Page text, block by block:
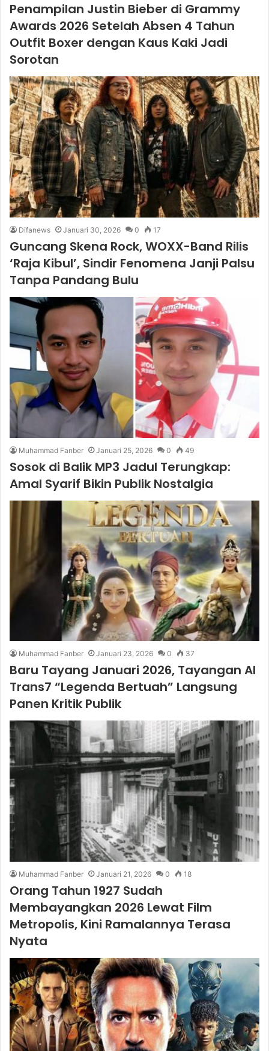
Penampilan Justin Bieber di Grammy
Awards 2026 Setelah Absen 4 Tahun
Outfit Boxer dengan Kaus Kaki Jadi
Sorotan
Difanews Januari 30, 2026 0 17
Guncang Skena Rock, WOXX-Band Rilis
‘Raja Kibul’, Sindir Fenomena Janji Palsu
Tanpa Pandang Bulu
Muhammad Fanber Januari 25, 2026 0 49
Sosok di Balik MP3 Jadul Terungkap:
Amal Syarif Bikin Publik Nostalgia
Muhammad Fanber Januari 23, 2026 0 37
Baru Tayang Januari 2026, Tayangan AI
Trans7 “Legenda Bertuah” Langsung
Panen Kritik Publik
Muhammad Fanber Januari 21, 2026 0 18
Orang Tahun 1927 Sudah
Membayangkan 2026 Lewat Film
Metropolis, Kini Ramalannya Terasa
Nyata